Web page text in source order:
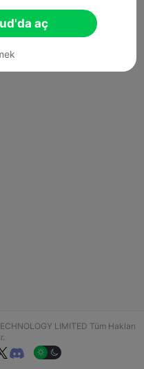
LIMITED Tüm Hakları

aç